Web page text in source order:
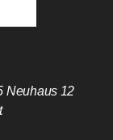
Neuhaus 12